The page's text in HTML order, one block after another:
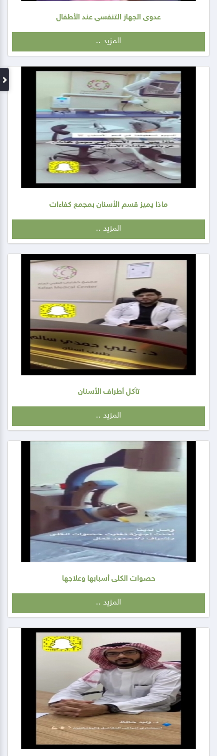
عدوى الجهاز التنفسي عند الأطفال
المزيد ..
ماذا يميز قسم الأسنان بمجمع كفاءات
المزيد ..
تآكل أطراف الأسنان
المزيد ..
حصوات الكلى أسبابها وعلاجها
المزيد ..